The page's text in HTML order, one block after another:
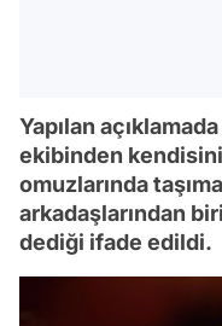
Yapılan
ekibinden
omuzlarında
arkadaşlarından
dediği ifade edildi.